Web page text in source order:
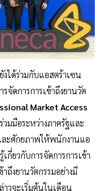
ได้ร่วมกับแอสตร้าเซน
จัดการการเข้าถึงยานวัต
Market Access
วมมือระหว่างภาครัฐและ
ละศักยภาพให้พนักงานแอ
กี่ยวกับการจัดการการเข้า
ถึงยานวัตกรรมอย่างมี
วจะเริ่มต้นในเดือน